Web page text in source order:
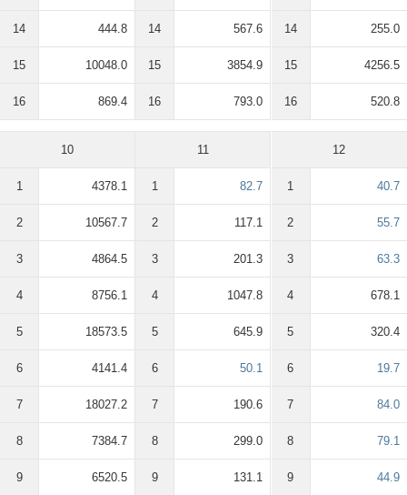
14 444.8
15 10048.0
16 869.4
14 567.6
15 3854.9
16 793.0
14 255.0
15 4256.5
16 520.8
10
1 4378.1
2 10567.7
3 4864.5
4 8756.1
5 18573.5
6 4141.4
7 18027.2
8 7384.7
9 6520.5
11
1 82.7
2 117.1
3 201.3
4 1047.8
5 645.9
6 50.1
7 190.6
8 299.0
9 131.1
12
1 40.7
2 55.7
3 63.3
4 678.1
5 320.4
6 19.7
7 84.0
8 79.1
9 44.9